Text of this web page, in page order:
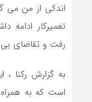
اندکی از من می
تعمیرکار ادامه
رفت و تقاضای
است که به